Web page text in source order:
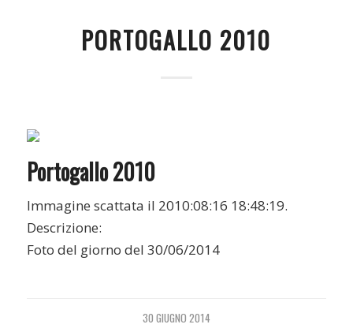
PORTOGALLO 2010
Portogallo 2010
Immagine scattata il 2010:08:16 18:48:19.
Descrizione:
Foto del giorno del 30/06/2014
30 GIUGNO 2014